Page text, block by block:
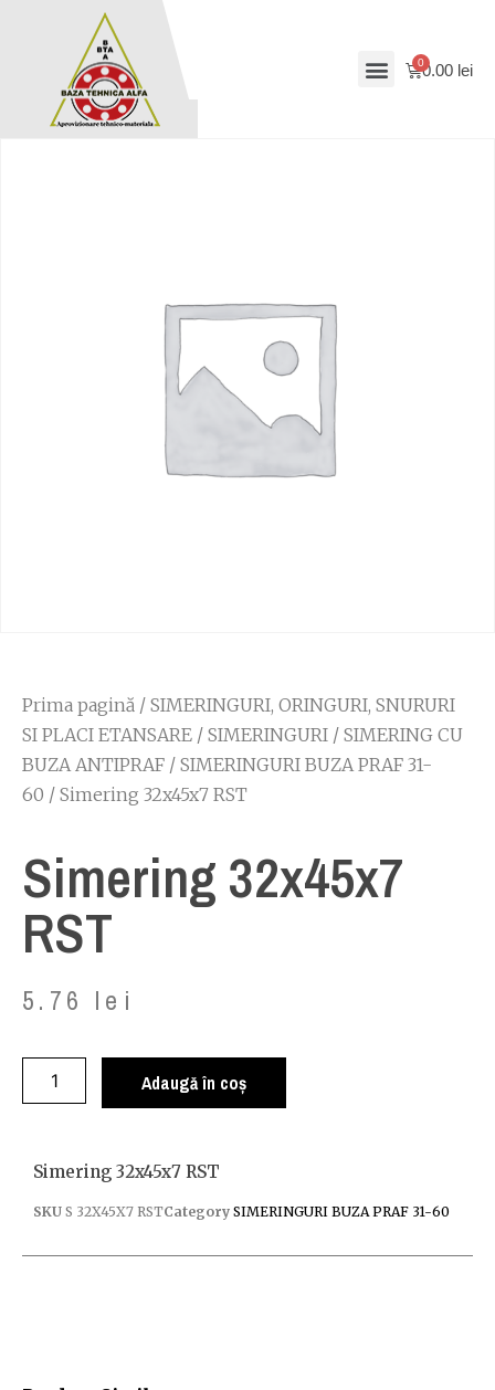
0.00 lei
Prima pagină / SIMERINGURI, ORINGURI, SNURURI
SI PLACI ETANSARE / SIMERINGURI / SIMERING CU
BUZA ANTIPRAF / SIMERINGURI BUZA PRAF 31-
60 / Simering 32x45x7 RST
Simering 32x45x7
RST
5.76 lei
Adaugă în coș
Simering 32x45x7 RST
SKU S 32X45X7 RSTCategory SIMERINGURI BUZA PRAF 31-60